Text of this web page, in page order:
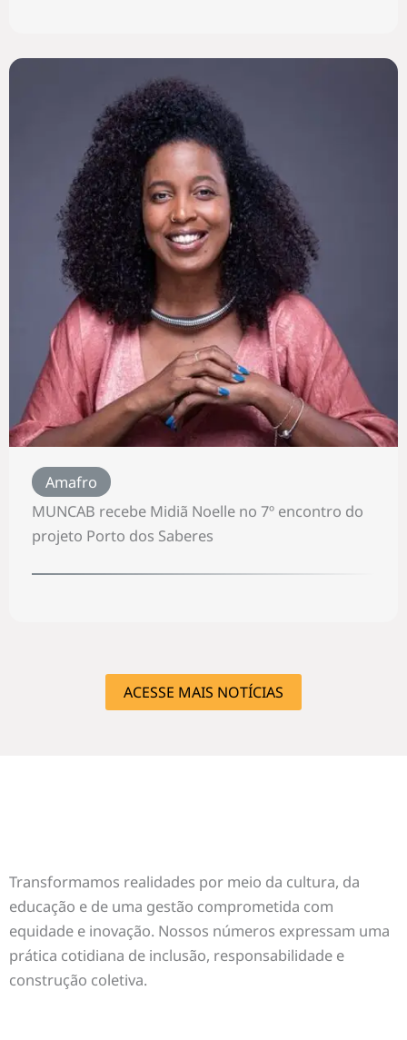
Amafro
MUNCAB recebe Midiã Noelle no 7º encontro do
projeto Porto dos Saberes
ACESSE MAIS NOTÍCIAS
Transformamos realidades por meio da cultura, da
educação e de uma gestão comprometida com
equidade e inovação. Nossos números expressam uma
prática cotidiana de inclusão, responsabilidade e
construção coletiva.